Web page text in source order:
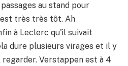
au stand pour
très très tôt. Ah
à Leclerc qu'il suivait
dure plusieurs virages et il y
regarder. Verstappen est à 4